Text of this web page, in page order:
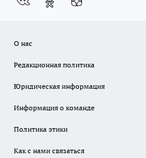
О нас
Редакционная политика
Юридическая информация
Информация о команде
Политика этики
Как с нами связаться